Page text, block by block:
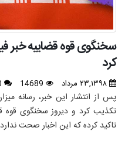
سخنگوی قوه قضاییه خبر
کرد
پس از انتشار این خبر، رسانه
تکذیب کرد و دیروز سخنگوی قوه
تاکید کرده که این اخبار صحت